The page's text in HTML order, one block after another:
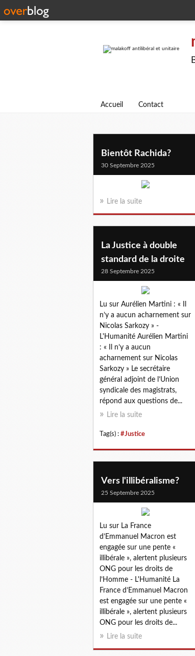
Accueil Contact
Bientôt Rachida?
30 Septembre 2025
Lire la suite
La Justice à double
standard de la droite
28 Septembre 2025
Lu sur Aurélien Martini : « Il
n’y a aucun acharnement sur
Nicolas Sarkozy » -
L'Humanité Aurélien Martini
: « Il n’y a aucun
acharnement sur Nicolas
Sarkozy » Le secrétaire
général adjoint de l’Union
syndicale des magistrats,
répond aux questions de...
Lire la suite
Tag(s) : #Justice
Vers l'illibéralisme?
25 Septembre 2025
Lu sur La France
d’Emmanuel Macron est
engagée sur une pente «
illibérale », alertent plusieurs
ONG pour les droits de
l’Homme - L'Humanité La
France d’Emmanuel Macron
est engagée sur une pente «
illibérale », alertent plusieurs
ONG pour les droits de...
Lire la suite